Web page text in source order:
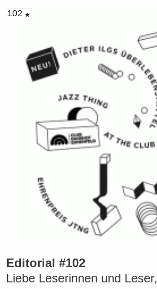
102
Editorial #102
Liebe Leserinnen und Leser,